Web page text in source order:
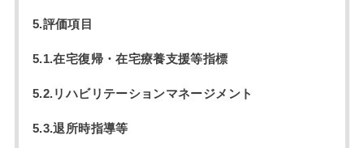
5.評価項目
5.1.在宅復帰・在宅療養支援等指標
5.2.リハビリテーションマネージメント
5.3.退所時指導等